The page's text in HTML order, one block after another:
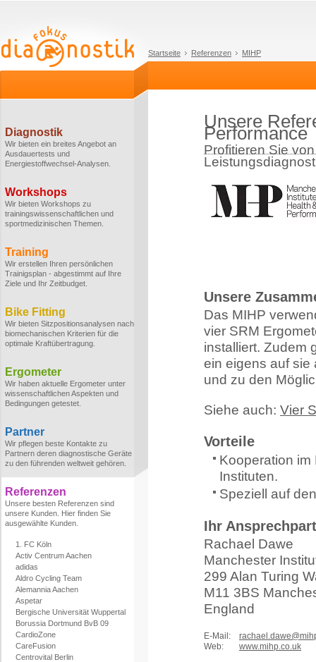
Startseite Referenzen MIHP
Diagnostik
Wir bieten ein breites Angebot an
Ausdauertests und
Energiestoffwechsel-Analysen.
Workshops
Wir bieten Workshops zu
trainingswissenschaftlichen und
sportmedizinischen Themen.
Training
Wir erstellen Ihren persönlichen
Trainigsplan - abgestimmt auf Ihre
Ziele und Ihr Zeitbudget.
Bike Fitting
Wir bieten Sitzpositionsanalysen nach
biomechanischen Kriterien für die
optimale Kraftübertragung.
Ergometer
Wir haben aktuelle Ergometer unter
wissenschaftlichen Aspekten und
Bedingungen getestet.
Partner
Wir pflegen beste Kontakte zu
Partnern deren diagnostische Geräte
zu den führenden weltweit gehören.
Referenzen
Unsere besten Referenzen sind
unsere Kunden. Hier finden Sie
ausgewählte Kunden.
1. FC Köln
Activ Centrum Aachen
adidas
Aldro Cycling Team
Alemannia Aachen
Aspetar
Bergische Universität Wuppertal
Borussia Dortmund BvB 09
CardioZone
CareFusion
Centrovital Berlin
Unsere
Performance
Profitieren Sie
Unsere
Das MIHP
vier SRM
installiert. Zudem
ein eigens auf sie
und zu den
Siehe auch: Vier
Vorteile
Kooperation
Instituten.
Speziell auf
Ihr
Rachael Dawe
Manchester
299 Alan Turing
M11 3BS
England
E-Mail:
Web:
www.mihp.co.uk